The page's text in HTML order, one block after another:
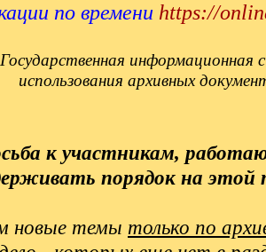
по времени https://
информационная
использования архивных
к участникам,
порядок на этой
новые темы только по